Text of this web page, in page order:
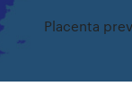
Placenta